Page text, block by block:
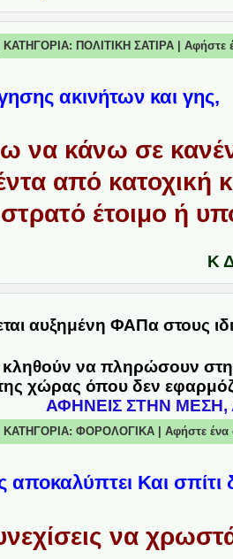
ΚΑΤΗΓΟΡΙΑ: ΠΟΛΙΤΙΚΗ ΣΑΤΙΡΑ| Αφήστε
ακινήτων και γης,
να κάνω σε
από κατοχική
στρατό έτοιμο ή
Κ
αυξημένη ΦΑΠα στους
να πληρώσουν
χώρας όπου δεν
ΑΦΗΝΕΙΣ ΣΤΗΝ ΜΕΣΗ,
ΚΑΤΗΓΟΡΙΑ: ΦΟΡΟΛΟΓΙΚΑ| Αφήστε ένα
Και σπίτι
να